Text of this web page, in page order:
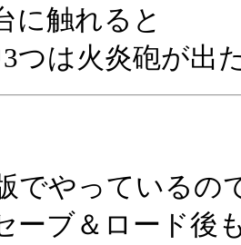
に触れると
つは火炎砲が出
でやっているの
ーブ＆ロード後